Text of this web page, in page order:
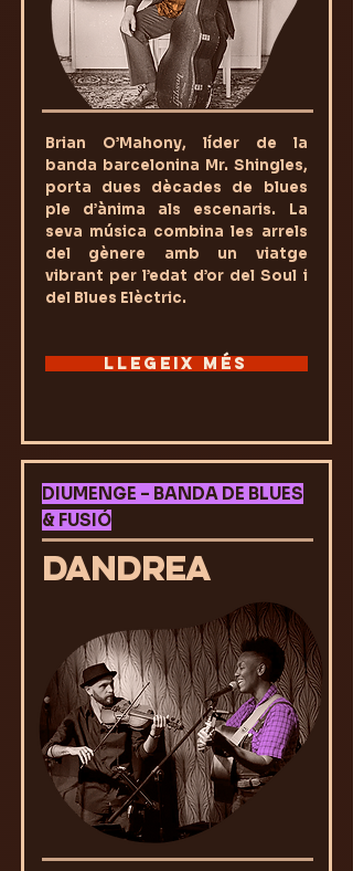
Brian O’Mahony, líder de la
banda barcelonina Mr. Shingles,
porta dues dècades de blues
ple d’ànima als escenaris. La
seva música combina les arrels
del gènere amb un viatge
vibrant per l’edat d’or del Soul i
del Blues Elèctric.
LLEGEIX MÉS
DIUMENGE – BANDA DE BLUES
& FUSIÓ
DANDREA